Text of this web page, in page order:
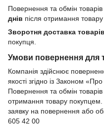
Повернення та обмін
днів після отримання
Зворотня доставка товарів
покупця.
Умови повернення для
Компанія здійснює
якості згідно із Законом
Повернення та обмін
отримання товару
заявку на повернення або
605 42 00